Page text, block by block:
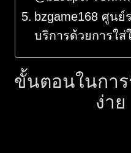
bzgame168 ศูนย์
บริการด้วยการใส่
ขั้นตอนในการ
ง่า